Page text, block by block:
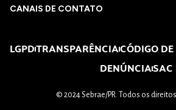
CANAIS DE CONTATO
LGPDTRANSPARÊNCIACÓDIGO
DENÚNCIASAC
© 2024 Sebrae/PR. Todos os